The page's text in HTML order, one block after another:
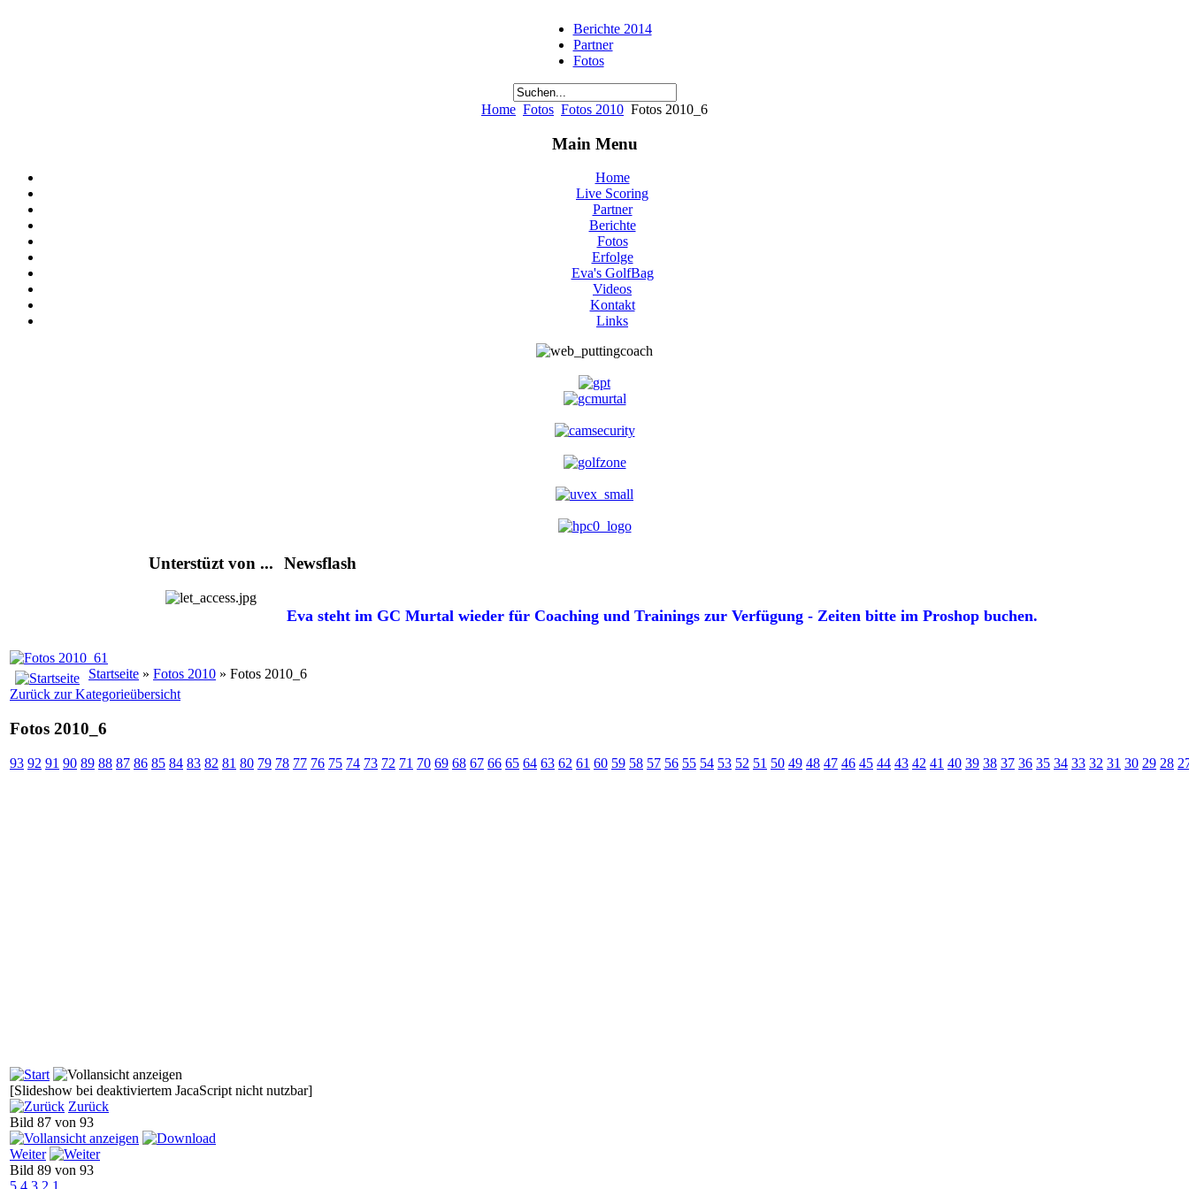
Berichte 2014
Partner
Fotos
Home Fotos Fotos 2010 Fotos 2010_6
Main Menu
Home
Live Scoring
Partner
Berichte
Fotos
Erfolge
Eva's GolfBag
Videos
Kontakt
Links
Unterstüzt von ... Newsflash
Eva steht im GC Murtal wieder für Coaching und Trainings zur Verfügung - Zeiten bitte im Proshop buchen.
Startseite » Fotos 2010 » Fotos 2010_6
Zurück zur Kategorieübersicht
Fotos 2010_6
93 92 91 90 89 88 87 86 85 84 83 82 81 80 79 78 77 76 75 74 73 72 71 70 69 68 67 66 65 64 63 62 61 60 59 58 57 56 55 54 53 52 51 50 49 48 47 46 45 44 43 42 41 40 39 38 37 36 35 34 33 32 31 30 29 28
[Slideshow bei deaktiviertem JacaScript nicht nutzbar]
Zurück
Bild 87 von 93
Weiter
Bild 89 von 93
5 4 3 2 1